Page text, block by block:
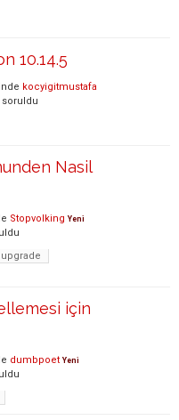
10.14.5
kocyigitmustafa
soruldu
Nasil
Stopvolking Yeni
upgrade
için
dumbpoet Yeni